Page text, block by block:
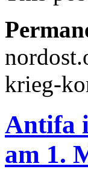
krieg-
Antifa
am 1.